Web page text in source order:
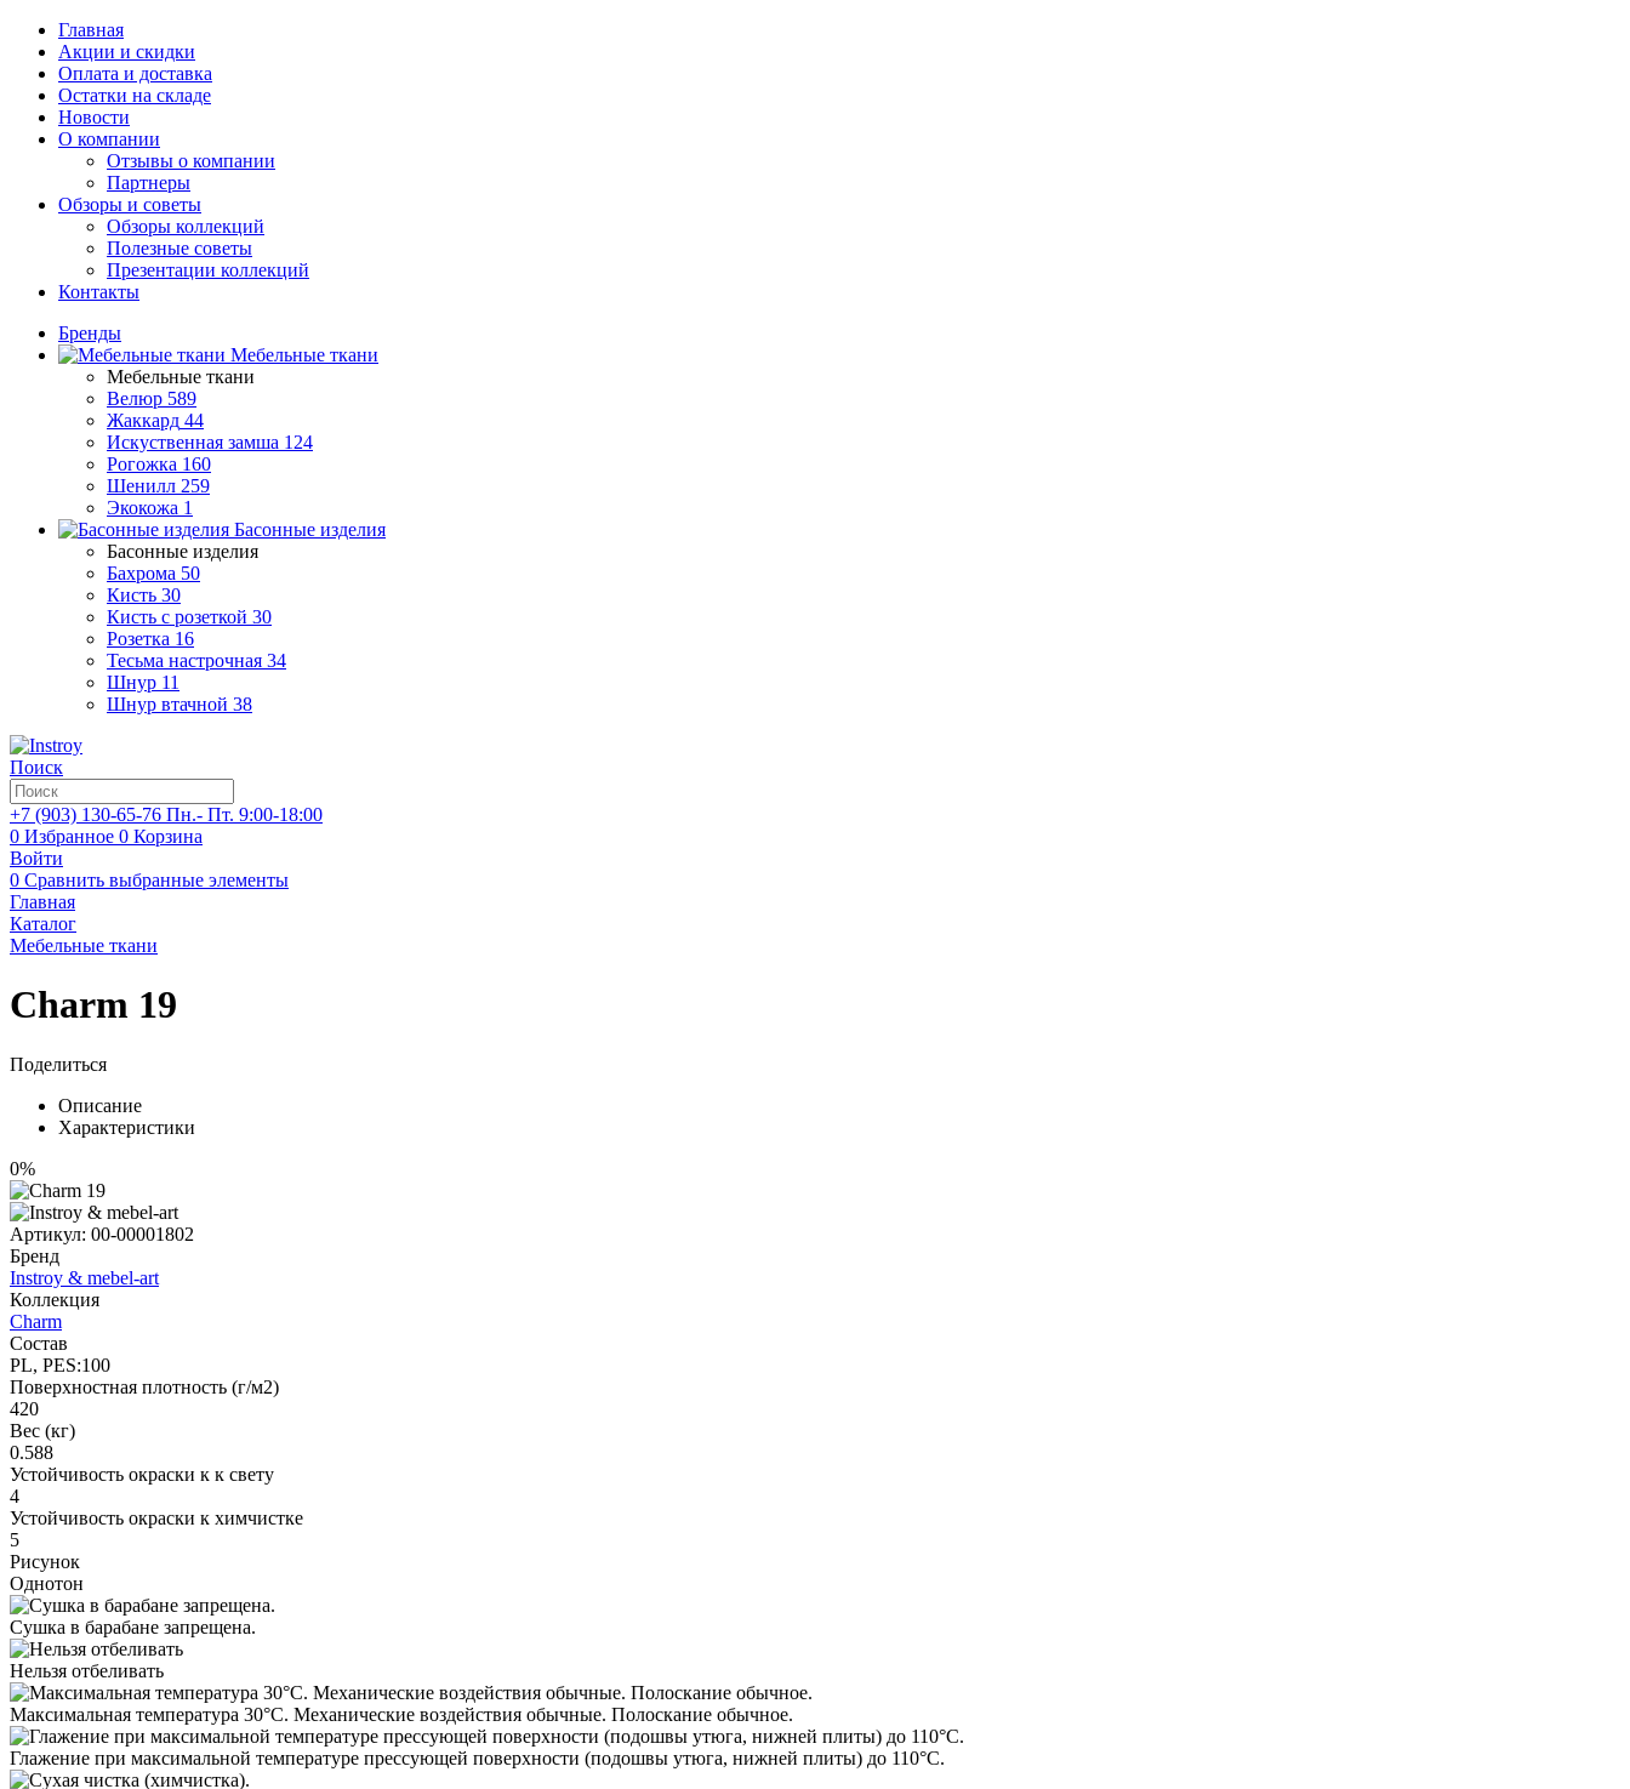
Главная
Акции и скидки
Оплата и доставка
Остатки на складе
Новости
О компании
Отзывы о компании
Партнеры
Обзоры и советы
Обзоры коллекций
Полезные советы
Презентации коллекций
Контакты
Бренды
Мебельные ткани
Мебельные ткани
Велюр 589
Жаккард 44
Искуственная замша 124
Рогожка 160
Шенилл 259
Экокожа 1
Басонные изделия
Басонные изделия
Бахрома 50
Кисть 30
Кисть с розеткой 30
Розетка 16
Тесьма настрочная 34
Шнур 11
Шнур втачной 38
Поиск
+7 (903) 130-65-76 Пн.- Пт. 9:00-18:00
0 Избранное 0 Корзина
Войти
0 Сравнить выбранные элементы
Главная
Каталог
Мебельные ткани
Charm 19
Поделиться
Описание
Характеристики
0%
Артикул: 00-00001802
Бренд
Instroy & mebel-art
Коллекция
Charm
Состав
PL, PES:100
Поверхностная плотность (г/м2)
420
Вес (кг)
0.588
Устойчивость окраски к к свету
4
Устойчивость окраски к химчистке
5
Рисунок
Однотон
Сушка в барабане запрещена.
Нельзя отбеливать
Максимальная температура 30°С. Механические воздействия обычные. Полоскание обычное.
Глажение при максимальной температуре прессующей поверхности (подошвы утюга, нижней плиты) до 110°С.